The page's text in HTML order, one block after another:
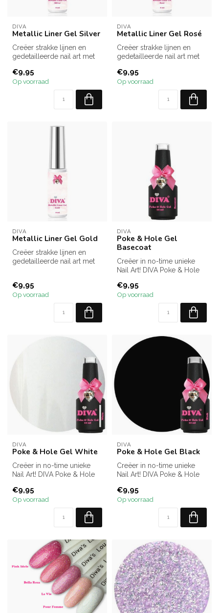
DIVA
Metallic Liner Gel Silver
Creëer strakke lijnen en
gedetailleerde nail art met
€9,95
Op voorraad
DIVA
Metallic Liner Gel Rosé
Creëer strakke lijnen en
gedetailleerde nail art met
€9,95
Op voorraad
DIVA
Metallic Liner Gel Gold
Creëer strakke lijnen en
gedetailleerde nail art met
€9,95
Op voorraad
DIVA
Poke & Hole Gel
Basecoat
Creëer in no-time unieke
Nail Art! DIVA Poke & Hole
...
€9,95
Op voorraad
DIVA
Poke & Hole Gel White
Creëer in no-time unieke
Nail Art! DIVA Poke & Hole
gebrui...
€9,95
Op voorraad
DIVA
Poke & Hole Gel Black
Creëer in no-time unieke
Nail Art! DIVA Poke & Hole
gebrui...
€9,95
Op voorraad